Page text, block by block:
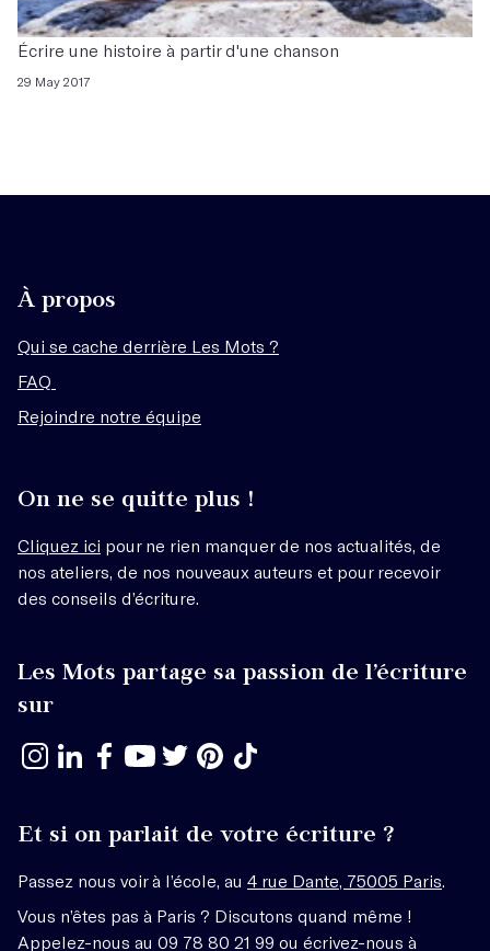
Écrire une histoire à partir d'une chanson
29 May 2017
À propos
Qui se cache derrière Les Mots ?
FAQ
Rejoindre notre équipe
On ne se quitte plus !
Cliquez ici pour ne rien manquer de nos actualités, de
nos ateliers, de nos nouveaux auteurs et pour recevoir
des conseils d’écriture.
Les Mots partage sa passion de l’écriture
sur
Et si on parlait de votre écriture ?
Passez nous voir à l’école, au 4 rue Dante, 75005 Paris.
Vous n’êtes pas à Paris ? Discutons quand même !
Appelez-nous au 09 78 80 21 99 ou écrivez-nous à